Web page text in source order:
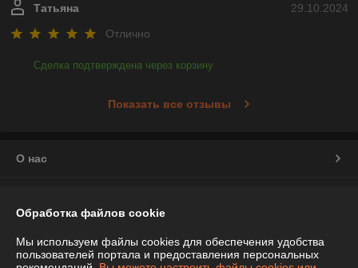
29.10.2024
Татьяна
Отлично
Сделка подтверждена через корзину
Показать все отзывы
О нас
Обработка файлов cookie
Мы используем файлы cookies для обеспечения удобства
пользователей портала и предоставления персональных